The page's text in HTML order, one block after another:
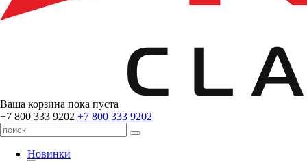
Ваша корзина пока пуста
+7 800 333 9202 +7 800 333 9202
Новинки